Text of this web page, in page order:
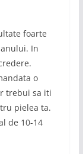
foarte
In
o
trebui sa iti
pielea ta.
de 10-14